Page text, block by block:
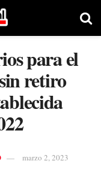
para el
retiro
marzo 2, 2023